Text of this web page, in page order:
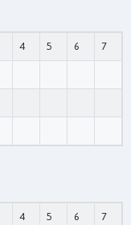
4 5 6 7
4 5 6 7